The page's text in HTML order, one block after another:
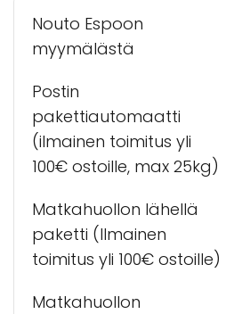
Nouto Espoon
myymälästä
Postin
pakettiautomaatti
(ilmainen toimitus yli
100€ ostoille, max 25kg)
Matkahuollon lähellä
paketti (Ilmainen
toimitus yli 100€ ostoille)
Matkahuollon